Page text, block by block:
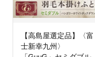
【高島屋選定品】〈富
士新幸九州〉